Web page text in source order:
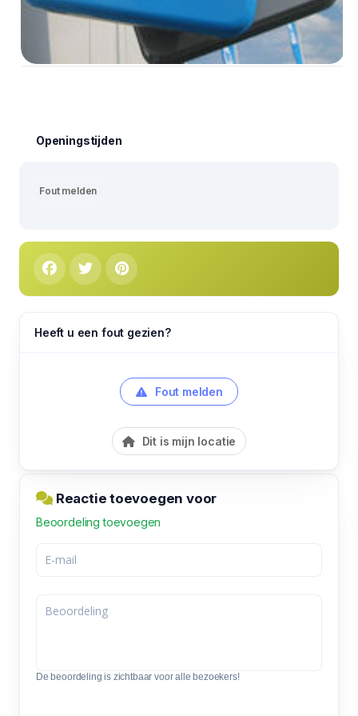
Openingstijden
Fout melden
Heeft u een fout gezien?
Fout melden
Dit is mijn locatie
Reactie toevoegen voor
Beoordeling toevoegen
De beoordeling is zichtbaar voor alle bezoekers!